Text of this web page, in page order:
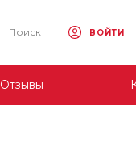
Поиск ВОЙТИ
Отзывы